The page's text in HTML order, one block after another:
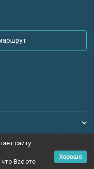
сайту
Вас это
Хорошо